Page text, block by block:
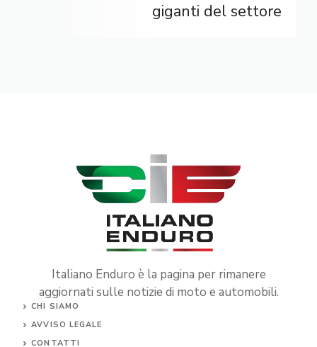
giganti del settore
Italiano Enduro è la pagina per rimanere
aggiornati sulle notizie di moto e automobili.
CHI SIAMO
AVVISO LEGALE
CONTATTI